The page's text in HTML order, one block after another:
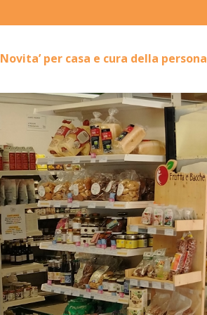
Novita’ per casa e cura della persona